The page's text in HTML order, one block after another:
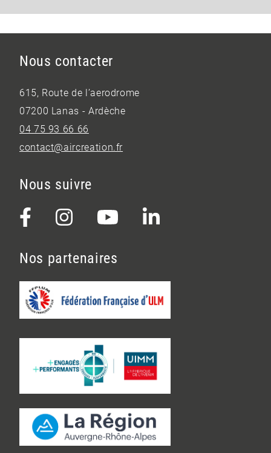
Nous contacter
615, Route de l’aerodrome
07200 Lanas - Ardèche
04 75 93 66 66
contact@aircreation.fr
Nous suivre
Nos partenaires